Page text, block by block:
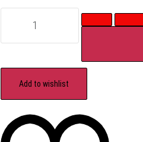
Add to wishlist